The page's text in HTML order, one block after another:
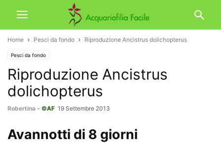
Home Pesci da fondo Riproduzione Ancistrus dolichopterus
Pesci da fondo
Riproduzione Ancistrus
dolichopterus
Robertina - ©AF 19 Settembre 2013
Avannotti di 8 giorni